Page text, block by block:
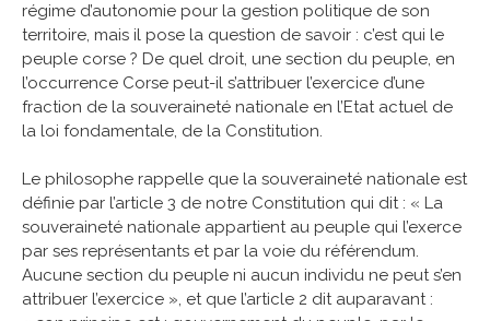
régime d’autonomie pour la gestion politique de son
territoire, mais il pose la question de savoir : c’est qui le
peuple corse ? De quel droit, une section du peuple, en
l’occurrence Corse peut-il s’attribuer l’exercice d’une
fraction de la souveraineté nationale en l’Etat actuel de
la loi fondamentale, de la Constitution.
Le philosophe rappelle que la souveraineté nationale est
définie par l’article 3 de notre Constitution qui dit : « La
souveraineté nationale appartient au peuple qui l’exerce
par ses représentants et par la voie du référendum.
Aucune section du peuple ni aucun individu ne peut s’en
attribuer l’exercice », et que l’article 2 dit auparavant :